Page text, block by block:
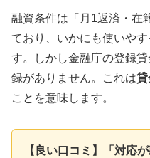
融資条件は「月1返済・在
ており、いかにも使いや
す。しかし金融庁の登録
録がありません。これは貸
ことを意味します。
【良い口コミ】「対応